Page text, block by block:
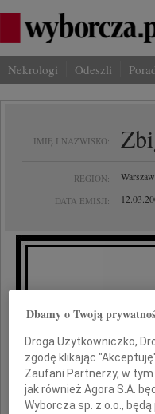
Nekrologi Odeszli
IMIĘ I NAZWISKO:
REGION:
DATA EMISJI:
Dbamy o Twoją
Droga Użytkowniczko,
zgodę klikając
Zaufani Partnerzy, w tym
jak również Agora S.A.
Wyborcza sp. z o.o.,